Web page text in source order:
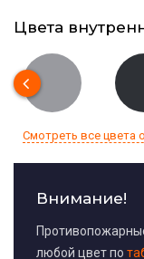
Цвета
Смотреть все цвета
Внимание!
любой цвет по